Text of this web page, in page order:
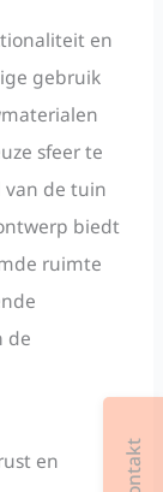
en
gebruik
sfeer te
van de tuin
biedt
ruimte
de
en